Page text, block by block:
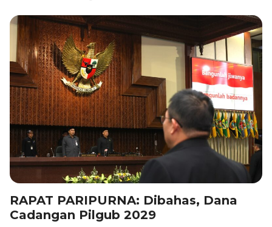
RAPAT PARIPURNA: Dibahas, Dana
Cadangan Pilgub 2029